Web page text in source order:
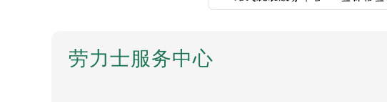
劳力士服务中心